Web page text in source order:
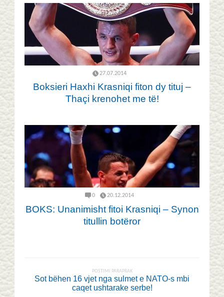
27.07.2014
Boksieri Haxhi Krasniqi fiton dy tituj –
Thaçi krenohet me të!
0 20.12.2014
BOKS: Unanimisht fitoi Krasniqi – Synon
titullin botëror
POSTIMI PARAPRAK
Sot bëhen 16 vjet nga sulmet e NATO-s mbi
caqet ushtarake serbe!